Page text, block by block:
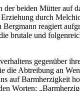
beiden Mütter auf
durch
reagiert
brutale und
gegenüber
die Abtreibung an
auf Barmherzigkeit
Worten: